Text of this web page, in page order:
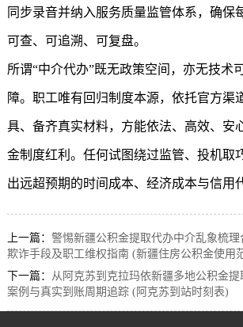
同步录音并纳入服务质量监管体系，确保
可查、可追溯、可复盘。
所谓“中介代办”既无政策空间，亦无技术
障。职工唯有回归制度本源，依托官方渠
具、备齐真实材料，方能依法、高效、安
金制度红利。任何试图绕过监管、投机取
出远超预期的时间成本、经济成本与信用
上一篇： 警惕新疆公积金提取代办中介乱象梳
欺诈手段及职工维权指南 (新疆住房公积金使用
下一篇： 从阿克苏到克拉玛依新疆多地公积金
案例与真实到账周期追踪 (阿克苏到站时刻表)